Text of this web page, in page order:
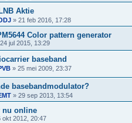
Aktie
» 21 feb 2016, 17:28
Color pattern generator
24 jul 2015, 13:29
baseband
» 25 mei 2009, 23:37
basebandmodulator?
» 29 sep 2013, 13:54
nu online
okt 2012, 20:47